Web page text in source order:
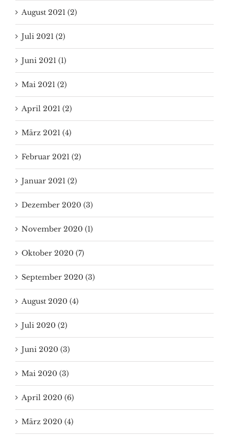
August 2021 (2)
Juli 2021 (2)
Juni 2021 (1)
Mai 2021 (2)
April 2021 (2)
März 2021 (4)
Februar 2021 (2)
Januar 2021 (2)
Dezember 2020 (3)
November 2020 (1)
Oktober 2020 (7)
September 2020 (3)
August 2020 (4)
Juli 2020 (2)
Juni 2020 (3)
Mai 2020 (3)
April 2020 (6)
März 2020 (4)